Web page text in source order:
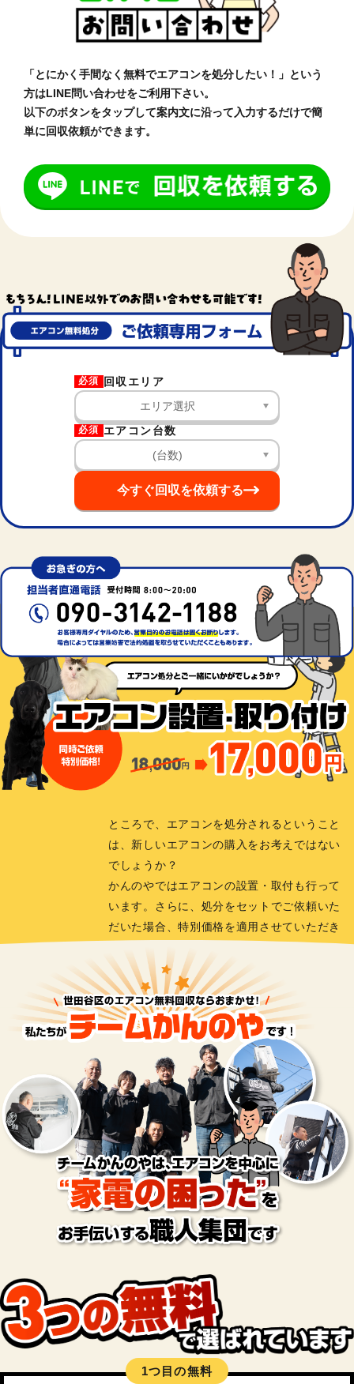
「とにかく手間なく無料でエアコンを処分したい！」という
方はLINE問い合わせをご利用下さい。
以下のボタンをタップして案内文に沿って入力するだけで簡
単に回収依頼ができます。
必須 回収エリア
必須 エアコン台数
今すぐ回収を依頼する
ところで、エアコンを処分されるということ
は、新しいエアコンの購入をお考えではない
でしょうか？
かんのやではエアコンの設置・取付も行って
います。さらに、処分をセットでご依頼いた
だいた場合、特別価格を適用させていただき
エアコン設置・取り付けを詳しく見る
1つ目の無料